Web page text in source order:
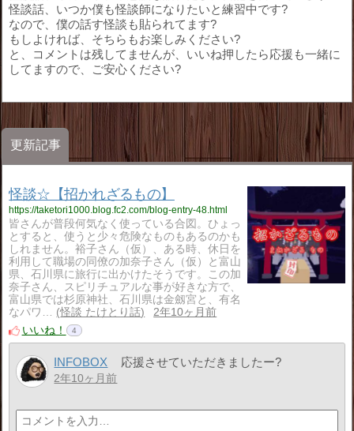
怪談話、いつか僕も怪談師になりたいと練習中です?
なので、僕の話す怪談も貼られてます?
もしよければ、そちらもお楽しみください?
と、コメントは残してませんが、いいね押したら応援も一緒に
してますので、ご安心ください?
更新記事
怪談☆【招かれざるもの】
https://taketori1000.blog.fc2.com/blog-entry-48.html
皆さんが普段何気なく使っている合図。ひょっ
とすると、使うと少々危険なものもあるのかも
しれません。裕子さん（仮）、ある時、休日を
利用して職場の同僚の加奈子さん（仮）と富山
県、石川県に旅行に出かけたそうです。この加
奈子さん、スピリチュアルな事が好きな方で、
富山県では杉原神社、石川県は金劔宮と、有名
なパワ…
怪談 たけとり話
2年10ヶ月前
いいね！
4
INFOBOX 応援させていただきましたー?
2年10ヶ月前